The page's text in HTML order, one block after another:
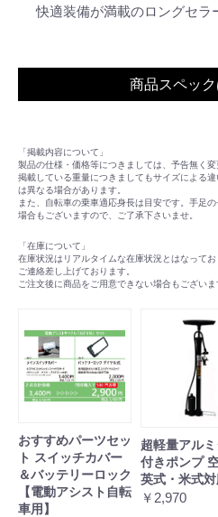
快適装備が満載のロングセラ
商品スペッ
■適応身長：24インチ 約
/26インチ 約141cm
■サドル地上高さ：24インチ
チ 約74.0cm ～89.0cm
■重量：24インチ 26.8kg/26イ
■変速：シマノ内装3段
■タイヤサイズ：24x1-3/8/
■充電時間：約4.5時間
■1充電での走行距離：パワー
チックモード：約70km / ロン
「掲載内容について」
製品の仕様・価格等につきましては、予告無く変
掲載している重量につきましてもサイズによる
は異なる場合があります。
また、自転車の乗車適応身長は目安です。手足
場合もございますので、ご了承下さいませ。
「在庫について」
在庫状況はリアルタイムな在庫状況とはなって
ご連絡差し上げております。
ご注文後に商品をご用意できない場合もござい
おすすめパーツセッ
ト スイッチカバー
＆バッテリーロック
【電動アシスト自転
車用】
超軽量アル
付きポンプ
英式・米式
￥2,970